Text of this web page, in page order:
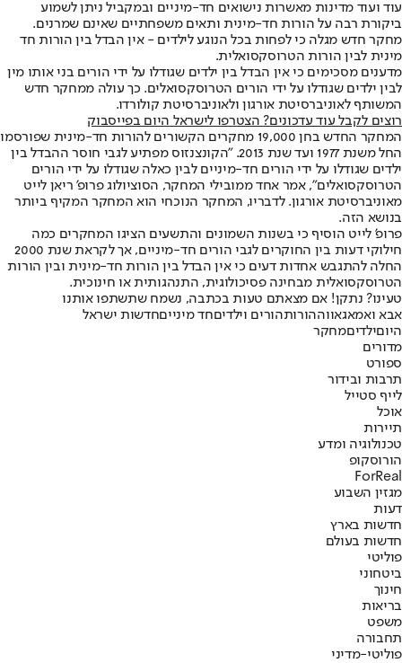
עוד ועוד מדינות מאשרות נישואים חד-מיניים ובמקביל ניתן לשמוע
ביקורת רבה על הורות חד-מינית ותאים משפחתיים שאינם שמרנים.
מחקר חדש מגלה כי לפחות בכל הנוגע לילדים - אין הבדל בין הורות חד
מינית לבין הורות הטרוסקסואלית.
מדענים מסכימים כי אין הבדל בין ילדים שגודלו על ידי הורים בני אותו מין
לבין ילדים שגודלו על ידי הורים הטרוסקסואלים. כך עולה ממחקר חדש
המשותף לאוניברסיטת אורגון ולאוניברסיטת קולורדו.
רוצים לקבל עוד עדכונים? הצטרפו לישראל היום בפייסבוק
המחקר החדש בחן 19,000 מחקרים הקשורים להורות חד-מינית שפורסמו
החל משנת 1977 ועד שנת 2013. "הקונצנזוס מפתיע לגבי חוסר ההבדל בין
ילדים שגודלו על ידי הורים חד-מיניים לבין כאלה שגודלו על ידי הורים
הטרוסקסואלים", אמר אחד ממובילי המחקר, הסוציולוג פרופ' ריאן לייט
מאוניברסיטת אורגון. לדבריו, המחקר הנוכחי הוא המחקר המקיף ביותר
בנושא הזה.
פרופ' לייט הוסיף כי בשנות השמונים והתשעים הציגו המחקרים כמה
חילוקי דעות בין החוקרים לגבי הורים חד-מיניים, אך לקראת שנת 2000
החלה להתגבש אחדות דעים כי אין הבדל בין הורות חד-מינית ובין הורות
הטרוסקסואלית מבחינה פסיכולוגית, התנהגותית או חינוכית.
טעינו? נתקן! אם מצאתם טעות בכתבה, נשמח שתשתפו אותנו
אבא ואמאגאווההורותהורים וילדיםחד מינייםחדשות ישראל
היוםילדיםמחקר
מדורים
ספורט
תרבות ובידור
לייף סטייל
אוכל
תיירות
טכנולוגיה ומדע
הורוסקופ
ForReal
מגזין השבוע
דעות
חדשות בארץ
חדשות בעולם
פוליטי
ביטחוני
חינוך
בריאות
משפט
תחבורה
פוליטי-מדיני